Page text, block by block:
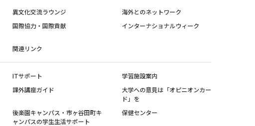
異文化交流ラウンジ
海外とのネットワーク
国際協力・国際貢献 インターナショナルウィーク
関連リンク
ITサポート
学習施設案内
課外講座ガイド
大学への意見は「オピニオンカー
ド」を
後楽園キャンパス・市ヶ谷田町キ
ャンパスの学生生活サポート
保健センター